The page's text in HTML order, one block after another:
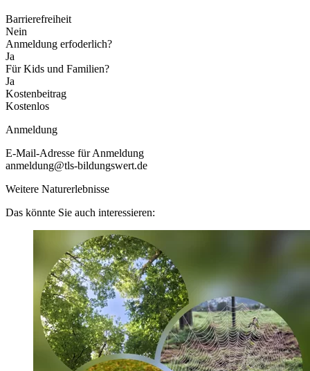
Barrierefreiheit
Nein
Anmeldung erfoderlich?
Ja
Für Kids und Familien?
Ja
Kostenbeitrag
Kostenlos
Anmeldung
E-Mail-Adresse für Anmeldung
anmeldung@tls-bildungswert.de
Weitere Naturerlebnisse
Das könnte Sie auch interessieren: